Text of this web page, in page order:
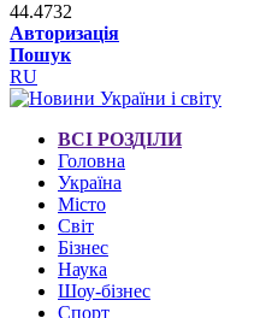
44.4732
Авторизація
Пошук
RU
ВСІ РОЗДІЛИ
Головна
Україна
Місто
Світ
Бізнес
Наука
Шоу-бізнес
Спорт